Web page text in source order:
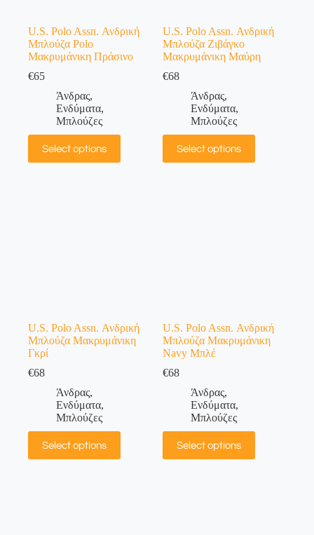
U.S. Polo Assn. Ανδρική
Μπλούζα Polo
Μακρυμάνικη Πράσινο
€65
Άνδρας,
Ενδύματα,
Μπλούζες
Select options
U.S. Polo Assn. Ανδρική
Μπλούζα Ζιβάγκο
Μακρυμάνικη Μαύρη
€68
Άνδρας,
Ενδύματα,
Μπλούζες
Select options
U.S. Polo Assn. Ανδρική
Μπλούζα Μακρυμάνικη
Γκρί
€68
Άνδρας,
Ενδύματα,
Μπλούζες
Select options
U.S. Polo Assn. Ανδρική
Μπλούζα Μακρυμάνικη
Νavy Mπλέ
€68
Άνδρας,
Ενδύματα,
Μπλούζες
Select options